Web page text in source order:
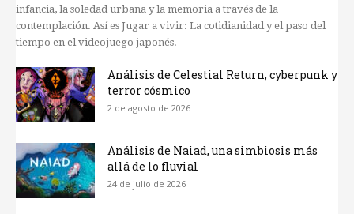
infancia, la soledad urbana y la memoria a través de la
contemplación. Así es Jugar a vivir: La cotidianidad y el paso del
tiempo en el videojuego japonés.
Análisis de Celestial Return, cyberpunk y
terror cósmico
2 de agosto de 2026
Análisis de Naiad, una simbiosis más
allá de lo fluvial
24 de julio de 2026